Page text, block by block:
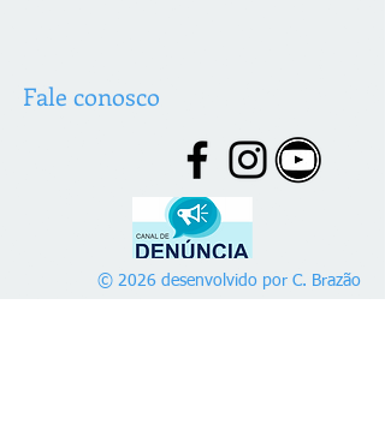
Fale conosco
© 2026 desenvolvido por C. Brazão